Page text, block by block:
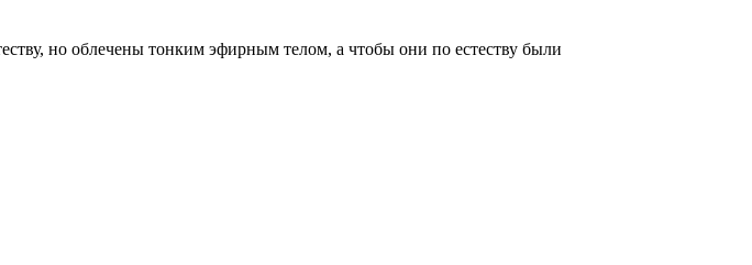
но облечены тонким эфирным телом, а чтобы они по естеству были